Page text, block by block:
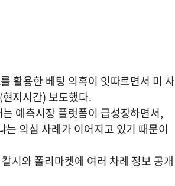
활용한 베팅 의혹이 잇따르면서 미 사
지시간) 보도했다.
예측시장 플랫폼이 급성장하면서,
의심 사례가 이어지고 있기 때문이
시와 폴리마켓에 여러 차례 정보 공개